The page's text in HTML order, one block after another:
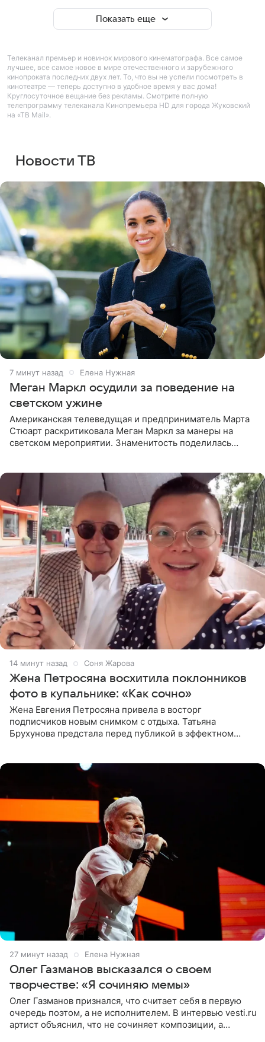
Показать еще
Телеканал премьер и новинок мирового кинематографа. Все самое
лучшее, все самое новое в мире отечественного и зарубежного
кинопроката последних двух лет. То, что вы не успели посмотреть в
кинотеатре — теперь доступно в удобное время у вас дома!
Круглосуточное вещание без рекламы. Смотрите полную
телепрограмму телеканала Кинопремьера HD для города Жуковский
на «ТВ Mail».
Новости ТВ
7 минут назад Елена Нужная
Меган Маркл осудили за поведение на
светском ужине
Американская телеведущая и предприниматель Марта
Стюарт раскритиковала Меган Маркл за манеры на
светском мероприятии. Знаменитость поделилась
14 минут назад Соня Жарова
Жена Петросяна восхитила поклонников
фото в купальнике: «Как сочно»
Жена Евгения Петросяна привела в восторг
подписчиков новым снимком с отдыха. Татьяна
Брухунова предстала перед публикой в эффектном
27 минут назад Елена Нужная
Олег Газманов высказался о своем
творчестве: «Я сочиняю мемы»
Олег Газманов признался, что считает себя в первую
очередь поэтом, а не исполнителем. В интервью vesti.ru
артист объяснил, что не сочиняет композиции, а